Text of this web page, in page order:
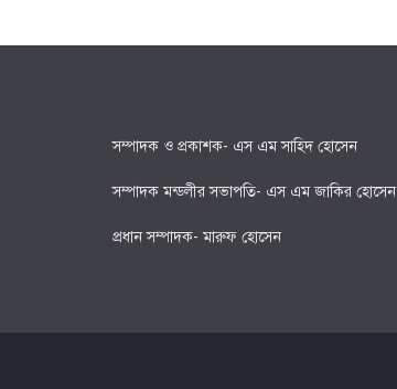
সম্পাদক ও প্রকাশক- এস এম সাহিদ হোসেন
সম্পাদক মন্ডলীর সভাপতি- এস এম জাকির হোসেন
প্রধান সম্পাদক- মারুফ হোসেন